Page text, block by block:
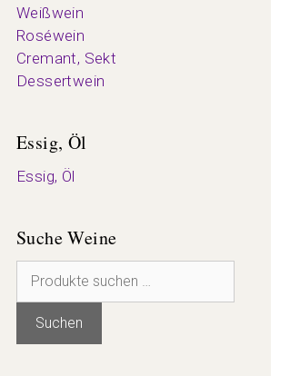
Weißwein
Roséwein
Cremant, Sekt
Dessertwein
Essig, Öl
Essig, Öl
Suche Weine
Suchen
Suchen